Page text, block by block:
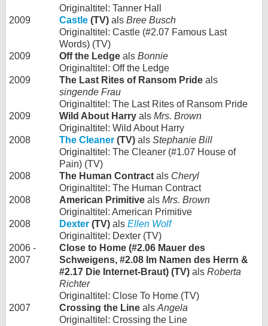
Originaltitel: Tanner Hall
2009
Castle (TV) als Bree Busch
Originaltitel: Castle (#2.07 Famous Last
Words) (TV)
2009
Off the Ledge als Bonnie
Originaltitel: Off the Ledge
2009
The Last Rites of Ransom Pride als
singende Frau
Originaltitel: The Last Rites of Ransom Pride
2009
Wild About Harry als Mrs. Brown
Originaltitel: Wild About Harry
2008
The Cleaner (TV) als Stephanie Bill
Originaltitel: The Cleaner (#1.07 House of
Pain) (TV)
2008
The Human Contract als Cheryl
Originaltitel: The Human Contract
2008
American Primitive als Mrs. Brown
Originaltitel: American Primitive
2008
Dexter (TV) als Ellen Wolf
Originaltitel: Dexter (TV)
2006 -
2007
Close to Home (#2.06 Mauer des
Schweigens, #2.08 Im Namen des Herrn &
#2.17 Die Internet-Braut) (TV) als Roberta
Richter
Originaltitel: Close To Home (TV)
2007
Crossing the Line als Angela
Originaltitel: Crossing the Line